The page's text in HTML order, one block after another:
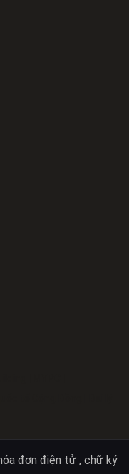
đơn điện tử , chữ ký